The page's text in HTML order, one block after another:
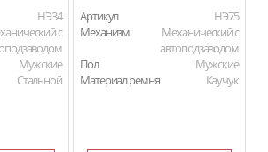
HЭ34
с
Мужские
Стальной
Артикул
HЭ75
Механизм
Механический с
автоподзаводом
Пол
Мужские
Материал ремня
Каучук